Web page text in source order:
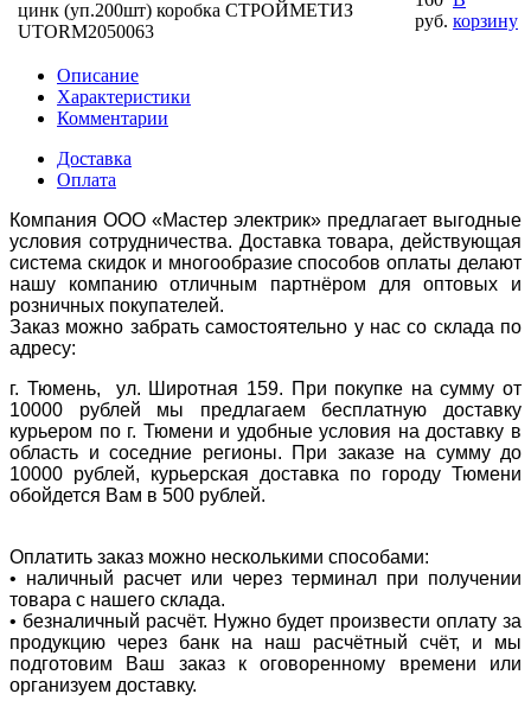
цинк (уп.200шт) коробка СТРОЙМЕТИЗ
UTORM2050063
руб. корзину
Описание
Характеристики
Комментарии
Доставка
Оплата
Компания ООО «Мастер электрик» предлагает выгодные
условия сотрудничества. Доставка товара, действующая
система скидок и многообразие способов оплаты делают
нашу компанию отличным партнёром для оптовых и
розничных покупателей.
Заказ можно забрать самостоятельно у нас со склада по
адресу:
г. Тюмень, ул. Широтная 159. При покупке на сумму от
10000 рублей мы предлагаем бесплатную доставку
курьером по г. Тюмени и удобные условия на доставку в
область и соседние регионы. При заказе на сумму до
10000 рублей, курьерская доставка по городу Тюмени
обойдется Вам в 500 рублей.
Оплатить заказ можно несколькими способами:
• наличный расчет или через терминал при получении
товара с нашего склада.
• безналичный расчёт. Нужно будет произвести оплату за
продукцию через банк на наш расчётный счёт, и мы
подготовим Ваш заказ к оговоренному времени или
организуем доставку.